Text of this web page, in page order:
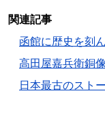
関連記事
函館に歴史を刻
高田屋嘉兵衛銅
日本最古のスト